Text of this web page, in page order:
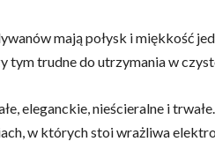
mają połysk i miękkość
tym trudne do utrzymania w
eleganckie, nieścieralne i
w których stoi wrażliwa